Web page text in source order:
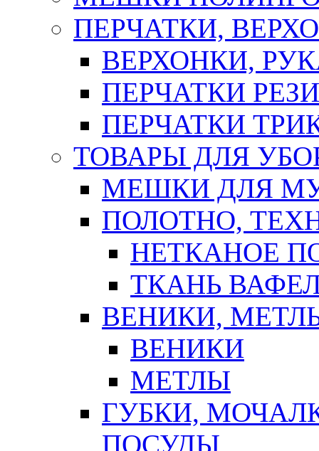
ПЕРЧАТКИ,
ВЕРХОНКИ,
ПЕРЧАТКИ
ПЕРЧАТКИ
ТОВАРЫ ДЛЯ
МЕШКИ ДЛЯ
ПОЛОТНО,
НЕТКАНОЕ
ТКАНЬ
ВЕНИКИ,
ВЕНИКИ
МЕТЛЫ
ГУБКИ,
ПОСУДЫ